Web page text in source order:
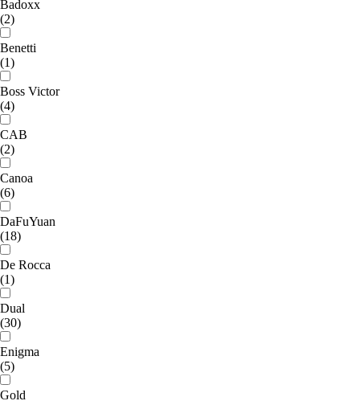
Badoxx
(2)
Benetti
(1)
Boss Victor
(4)
CAB
(2)
Canoa
(6)
DaFuYuan
(18)
De Rocca
(1)
Dual
(30)
Enigma
(5)
Gold